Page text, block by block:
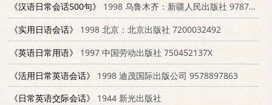
《汉语日常会话500句》
1998 乌鲁木齐：新疆人民出版社 9787228042463
《实用日语会话》
1998 北京：北京出版社 7200032492
《英语日常用语》
1997 中国劳动出版社 750452137X
《活用日常英语会话》
1998 迪茂国际出版公司 9578897863
《日常英语交际会话》
1944 新光出版社